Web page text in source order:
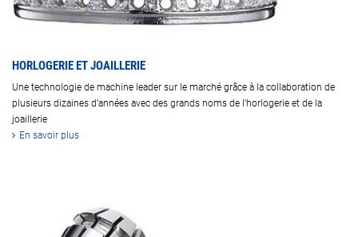
HORLOGERIE ET JOAILLERIE
Une technologie de machine leader sur le marché grâce à la collaboration de
plusieurs dizaines d’années avec des grands noms de l’horlogerie et de la
joaillerie
En savoir plus